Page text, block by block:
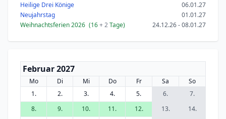
Heilige Drei Könige
06.01.27
Neujahrstag
01.01.27
Weihnachtsferien 2026 (16+ 2Tage) 24.12.26 - 08.01.27
Februar 2027
Mo Di Mi Do Fr Sa
So
1.
2. 3. 4. 5. 6.
7.
8.
9. 10. 11. 12. 13.
14.